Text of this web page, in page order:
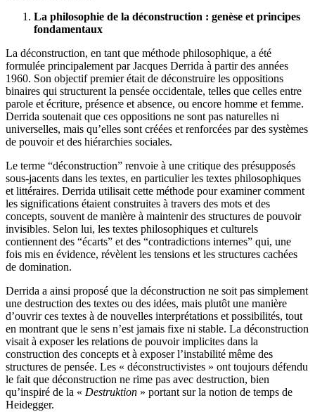
La philosophie de la déconstruction : genèse et principes
fondamentaux
La déconstruction, en tant que méthode philosophique, a été
formulée principalement par Jacques Derrida à partir des années
1960. Son objectif premier était de déconstruire les oppositions
binaires qui structurent la pensée occidentale, telles que celles entre
parole et écriture, présence et absence, ou encore homme et femme.
Derrida soutenait que ces oppositions ne sont pas naturelles ni
universelles, mais qu’elles sont créées et renforcées par des systèmes
de pouvoir et des hiérarchies sociales.
Le terme “déconstruction” renvoie à une critique des présupposés
sous-jacents dans les textes, en particulier les textes philosophiques
et littéraires. Derrida utilisait cette méthode pour examiner comment
les significations étaient construites à travers des mots et des
concepts, souvent de manière à maintenir des structures de pouvoir
invisibles. Selon lui, les textes philosophiques et culturels
contiennent des “écarts” et des “contradictions internes” qui, une
fois mis en évidence, révèlent les tensions et les structures cachées
de domination.
Derrida a ainsi proposé que la déconstruction ne soit pas simplement
une destruction des textes ou des idées, mais plutôt une manière
d’ouvrir ces textes à de nouvelles interprétations et possibilités, tout
en montrant que le sens n’est jamais fixe ni stable. La déconstruction
visait à exposer les relations de pouvoir implicites dans la
construction des concepts et à exposer l’instabilité même des
structures de pensée. Les « déconstructivistes » ont toujours défendu
le fait que déconstruction ne rime pas avec destruction, bien
qu’inspiré de la « Destruktion » portant sur la notion de temps de
Heidegger.